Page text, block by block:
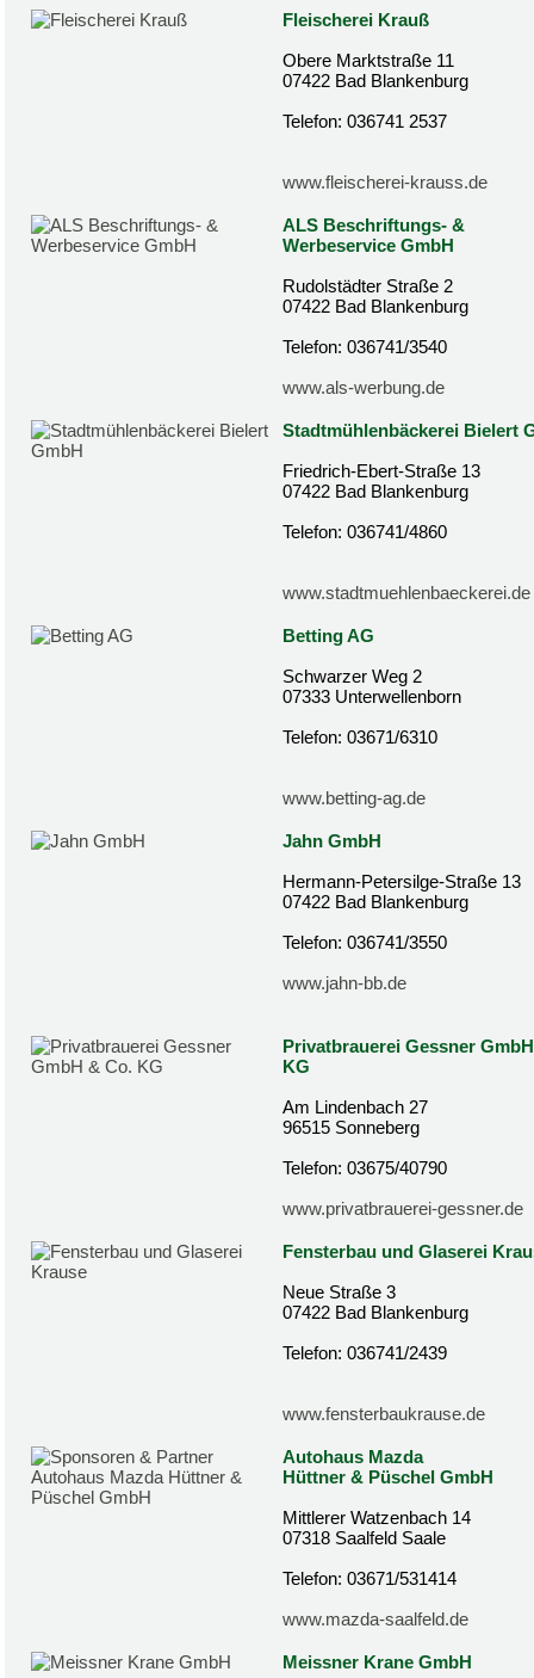
Fleischerei Krauß
Obere Marktstraße 11
07422 Bad Blankenburg
Telefon: 036741 2537
www.fleischerei-krauss.de
ALS Beschriftungs- &
Werbeservice GmbH
Rudolstädter Straße 2
07422 Bad Blankenburg
Telefon: 036741/3540
www.als-werbung.de
Stadtmühlenbäckerei Bielert
Friedrich-Ebert-Straße 13
07422 Bad Blankenburg
Telefon: 036741/4860
www.stadtmuehlenbaeckerei.de
Betting AG
Schwarzer Weg 2
07333 Unterwellenborn
Telefon: 03671/6310
www.betting-ag.de
Jahn GmbH
Hermann-Petersilge-Straße 13
07422 Bad Blankenburg
Telefon: 036741/3550
www.jahn-bb.de
Privatbrauerei Gessner
KG
Am Lindenbach 27
96515 Sonneberg
Telefon: 03675/40790
www.privatbrauerei-gessner.de
Fensterbau und Glaserei
Neue Straße 3
07422 Bad Blankenburg
Telefon: 036741/2439
www.fensterbaukrause.de
Autohaus Mazda
Hüttner & Püschel GmbH
Mittlerer Watzenbach 14
07318 Saalfeld Saale
Telefon: 03671/531414
www.mazda-saalfeld.de
Meissner Krane GmbH